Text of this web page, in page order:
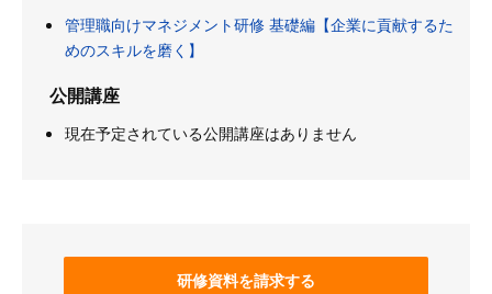
管理職向けマネジメント研修 基礎編【企業に貢献するた
めのスキルを磨く】
公開講座
現在予定されている公開講座はありません
研修資料を請求する